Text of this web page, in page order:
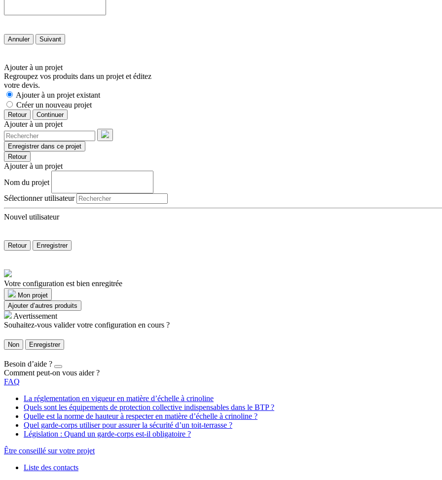
Annuler Suivant
Ajouter à un projet
Regroupez vos produits dans un projet et éditez
votre devis.
Ajouter à un projet existant
Créer un nouveau projet
Retour Continuer
Ajouter à un projet
Enregistrer dans ce projet
Retour
Ajouter à un projet
Nom du projet
Sélectionner utilisateur
Nouvel utilisateur
Retour Enregistrer
Votre configuration est bien enregitrée
Mon projet
Ajouter d’autres produits
Avertissement
Souhaitez-vous valider votre configuration en cours ?
Non Enregistrer
Besoin d’aide ?
Comment peut-on vous aider ?
FAQ
La réglementation en vigueur en matière d’échelle à crinoline
Quels sont les équipements de protection collective indispensables dans le BTP ?
Quelle est la norme de hauteur à respecter en matière d’échelle à crinoline ?
Quel garde-corps utiliser pour assurer la sécurité d’un toit-terrasse ?
Législation : Quand un garde-corps est-il obligatoire ?
Être conseillé sur votre projet
Liste des contacts